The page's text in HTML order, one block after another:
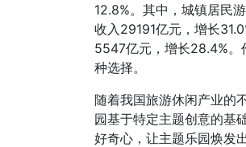
12.8%。其中，城镇居民
收入29191亿元，增长
5547亿元，增长28.4%。
种选择。
随着我国旅游休闲产业的
园基于特定主题创意的基
好奇心，让主题乐园焕发